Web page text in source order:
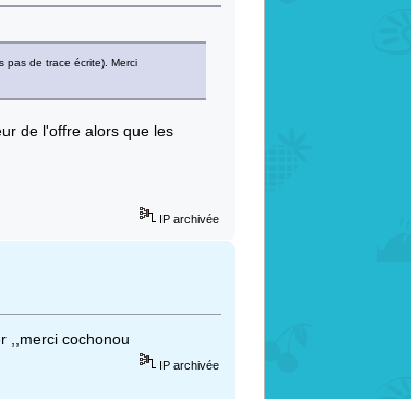
pas de trace écrite). Merci
de l'offre alors que les
IP archivée
,,merci cochonou
IP archivée